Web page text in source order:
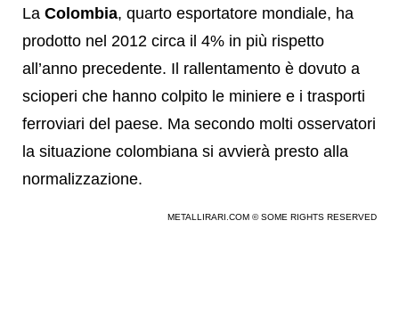
La Colombia, quarto esportatore mondiale, ha
prodotto nel 2012 circa il 4% in più rispetto
all’anno precedente. Il rallentamento è dovuto a
scioperi che hanno colpito le miniere e i trasporti
ferroviari del paese. Ma secondo molti osservatori
la situazione colombiana si avvierà presto alla
normalizzazione.
METALLIRARI.COM © SOME RIGHTS RESERVED